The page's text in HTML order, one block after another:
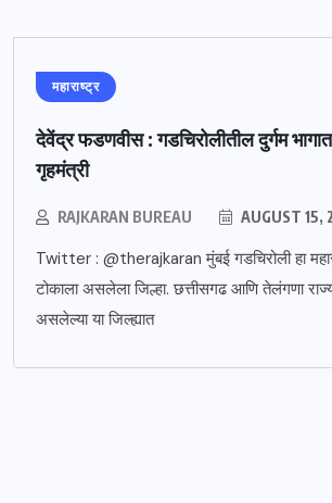
महाराष्ट्र
देवेंद्र फडणवीस : गडचिरोलीतील दुर्गम
गृहमंत्री
RAJKARAN BUREAU AUGUST 15,
Twitter : @therajkaran मुंबई गडचिरोली हा
टोकाला असलेला जिल्हा. छत्तीसगढ आणि तेलंगणा
असलेल्या या जिल्ह्यात